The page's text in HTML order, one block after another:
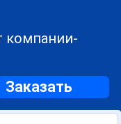
компании-
Заказать